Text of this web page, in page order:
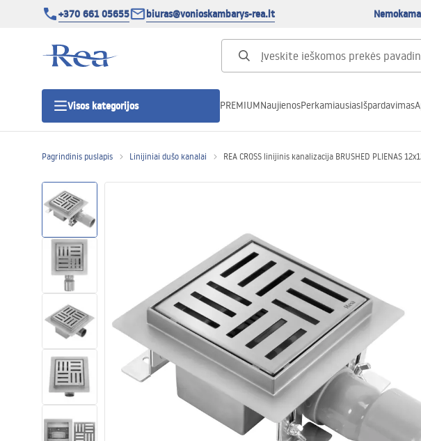
+370 661 05655 biuras@vonioskambarys-rea.lt
Visos kategorijos
Dušo durys
Vonios dušo padėklai
Linijiniai dušo kanalai
Tualetai
Praustuvas
Vonios ir ekranai
PREMIUMNaujienosPerkamiausiasIšpardavimas
Pagrindinis puslapis Linijiniai dušo kanalai REA CROSS linijinis kanalizacija BRUSHED PLIENAS